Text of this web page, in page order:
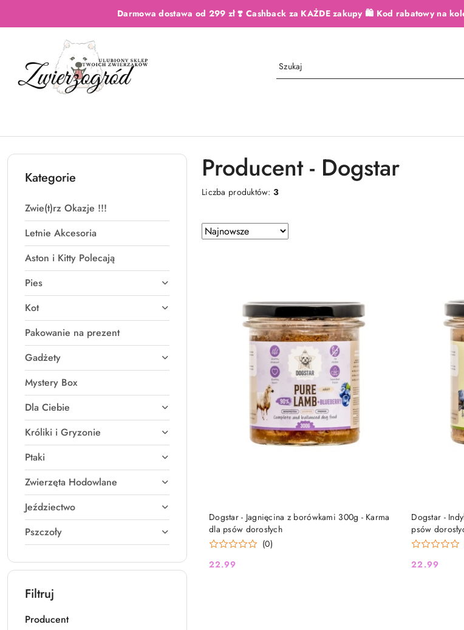
Przejdź do treści głównej
Przejdź do wyszukiwarki
Przejdź do moje konto
Przejdź do menu głównegoDarmowa dostawa od 299 zł ❣️ Cashback za KAŻDE zakupy 🛍️ Kod rabatowy na
Kategorie
Zwie(t)rz Okazje !!!
Letnie Akcesoria
Aston i Kitty Polecają
Pies
Kot
Pakowanie na prezent
Gadżety
Mystery Box
Dla Ciebie
Króliki i Gryzonie
Ptaki
Zwierzęta Hodowlane
Jeździectwo
Pszczoły
Filtruj
Producent
Producent - Dogstar
Liczba produktów:3
Zastosowano
sortowanie:
Sortuj
według
Dogstar - Jagnięcina z borówkami 300g - Karma
dla psów dorosłych
(0)
Cena:
22.99
DO KOSZYKA
Dogstar -
psów
Cena:
22.99